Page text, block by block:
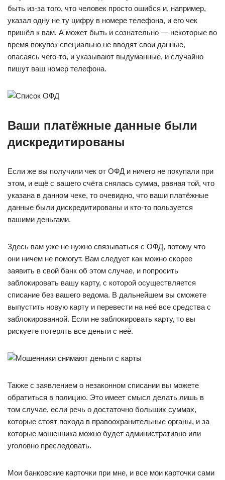
быть из-за того, что человек просто ошибся и, например,
указал одну не ту цифру в номере телефона, и его чек
пришёл к вам. А может быть и сознательно — некоторые во
время покупок специально не вводят свои данные,
опасаясь чего-то, и указывают выдуманные, и случайно
пишут ваш номер телефона.
Ваши платёжные данные были
дискредитированы
Если же вы получили чек от ОФД и ничего не покупали при
этом, и ещё с вашего счёта снялась сумма, равная той, что
указана в данном чеке, то очевидно, что ваши платёжные
данные были дискредитированы и кто-то пользуется
вашими деньгами.
Здесь вам уже не нужно связываться с ОФД, потому что
они ничем не помогут. Вам следует как можно скорее
заявить в свой банк об этом случае, и попросить
заблокировать вашу карту, с которой осуществляется
списание без вашего ведома. В дальнейшем вы сможете
выпустить новую карту и перевести на неё все средства с
заблокированной. Если не заблокировать карту, то вы
рискуете потерять все деньги с неё.
Также с заявлением о незаконном списании вы можете
обратиться в полицию. Это имеет смысл делать лишь в
том случае, если речь о достаточно больших суммах,
которые стоят похода в правоохранительные органы, и за
которые мошенника можно будет административно или
уголовно преследовать.
Мои банковские карточки при мне, и все мои карточки сами